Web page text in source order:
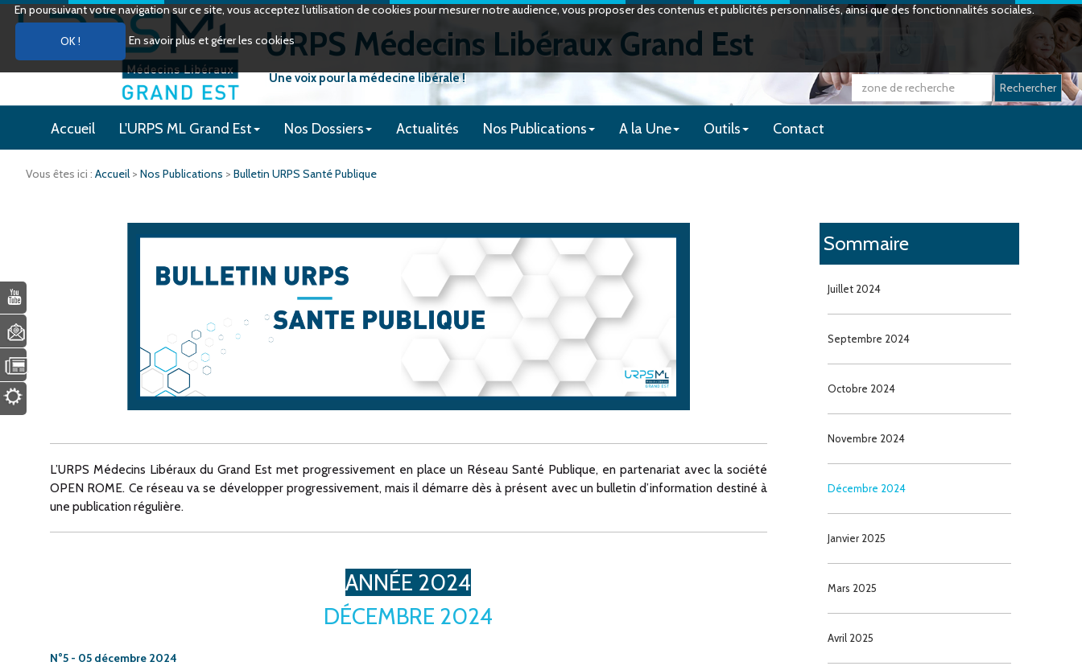
En poursuivant votre navigation sur ce site, vous acceptez l’utilisation de cookies pour mesurer notre audience, vous proposer des contenus et publicités personnalisés, ainsi que des fonctionnalités sociales.
En savoir plus et gérer les cookiesURPS Médecins Libéraux Grand Est
Une voix pour la médecine libérale !
Accueil L'URPS ML Grand Est Nos Dossiers Actualités Nos Publications A la Une Outils Contact
Rechercher
Vous êtes ici : Accueil > Nos Publications > Bulletin URPS Santé Publique
L’URPS Médecins Libéraux du Grand Est met progressivement en place un Réseau Santé Publique, en partenariat avec la société
OPEN ROME. Ce réseau va se développer progressivement, mais il démarre dès à présent avec un bulletin d’information destiné à
une publication régulière.
ANNÉE 2024
DÉCEMBRE 2024
N°5 - 05 décembre 2024
Sommaire
Juillet 2024
Septembre 2024
Octobre 2024
Novembre 2024
Décembre 2024
Janvier 2025
Mars 2025
Avril 2025